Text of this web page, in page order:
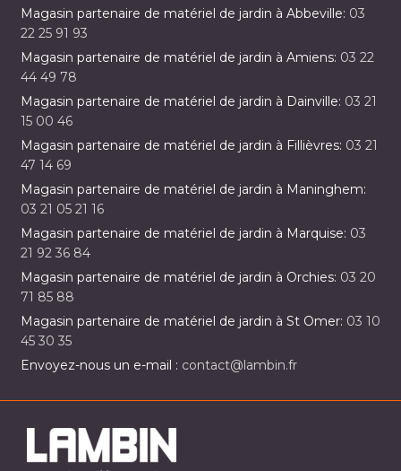
Magasin partenaire de matériel de jardin à Abbeville: 03
22 25 91 93
Magasin partenaire de matériel de jardin à Amiens: 03 22
44 49 78
Magasin partenaire de matériel de jardin à Dainville: 03 21
15 00 46
Magasin partenaire de matériel de jardin à Fillièvres: 03 21
47 14 69
Magasin partenaire de matériel de jardin à Maninghem:
03 21 05 21 16
Magasin partenaire de matériel de jardin à Marquise: 03
21 92 36 84
Magasin partenaire de matériel de jardin à Orchies: 03 20
71 85 88
Magasin partenaire de matériel de jardin à St Omer: 03 10
45 30 35
Envoyez-nous un e-mail : contact@lambin.fr